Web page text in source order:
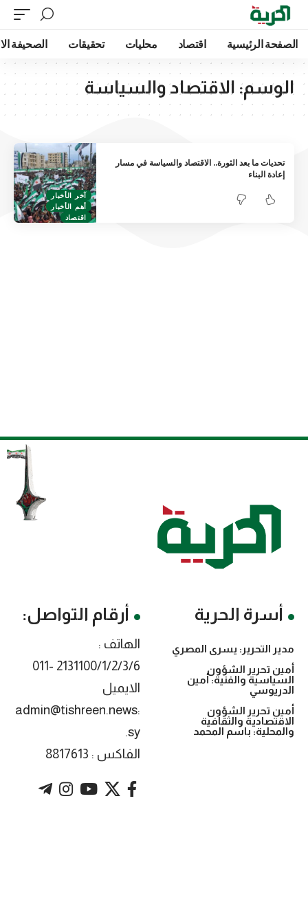
الصفحة الرئيسية اقتصاد محليات تحقيقات الصحيفة
الوسم: الاقتصاد والسياسة
آخر الأخبار
أهم الأخبار
اقتصاد
تحديات ما بعد الثورة.. الاقتصاد والسياسة في مسار
إعادة البناء
أسرة الحرية
مدير التحرير: يسرى المصري
أمين تحرير الشؤون
السياسية والفنية: أمين
الدريوسي
أمين تحرير الشؤون
الاقتصادية والثقافية
والمحلية: باسم المحمد
أرقام التواصل:
الهاتف :
2131100/1/2/3/6 -011
الايميل
:admin@tishreen.news
.sy
الفاكس : 8817613